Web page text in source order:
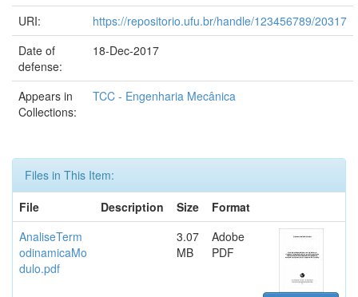
URI:
https://repositorio.ufu.br/handle/123456789/20317
Date of
defense:
18-Dec-2017
Appears in
Collections:
TCC - Engenharia Mecânica
Files in This Item:
File
Description Size
Format
AnaliseTerm
odinamicaMo
dulo.pdf
3.07
MB
Adobe
PDF